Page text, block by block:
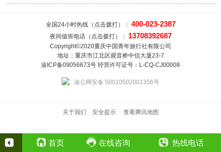
全国24小时热线（点击拨打）： 400-023-2387
夜间值班电话（点击拨打）： 13708392687
Copyright©2020重庆中国青年旅行社有限公司
地址：重庆市江北区观音桥中信大厦23-7
渝ICP备09056673号 经营许可证号：L-CQ-CJ00008
渝公网安备 50010502001356号
关于我们 安全提示 查看腾讯地图
首页 在线咨询 热线电话